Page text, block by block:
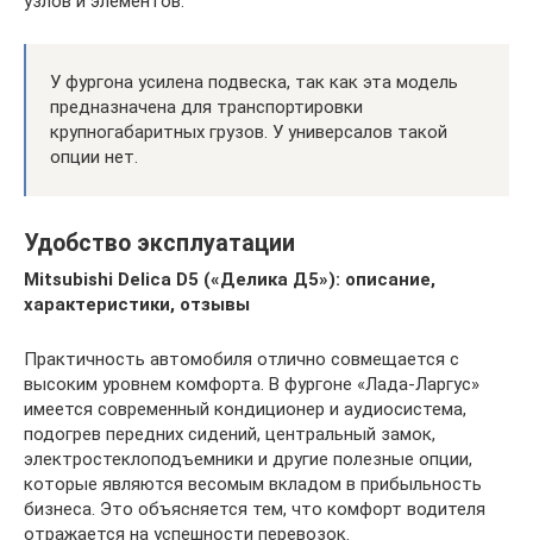
У фургона усилена подвеска, так как эта модель
предназначена для транспортировки
крупногабаритных грузов. У универсалов такой
опции нет.
Удобство эксплуатации
Mitsubishi Delica D5 («Делика Д5»): описание,
характеристики, отзывы
Практичность автомобиля отлично совмещается с
высоким уровнем комфорта. В фургоне «Лада-Ларгус»
имеется современный кондиционер и аудиосистема,
подогрев передних сидений, центральный замок,
электростеклоподъемники и другие полезные опции,
которые являются весомым вкладом в прибыльность
бизнеса. Это объясняется тем, что комфорт водителя
отражается на успешности перевозок.